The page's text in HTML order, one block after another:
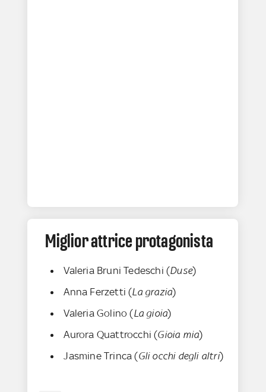
Miglior attrice protagonista
Valeria Bruni Tedeschi (Duse)
Anna Ferzetti (La grazia)
Valeria Golino (La gioia)
Aurora Quattrocchi (Gioia mia)
Jasmine Trinca (Gli occhi degli altri)